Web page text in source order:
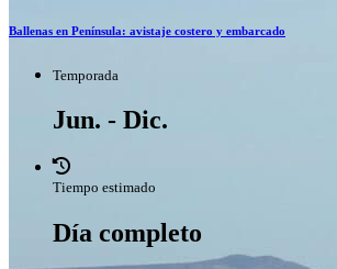
Ballenas en Península: avistaje costero y embarcado
Temporada
Jun. - Dic.
Tiempo estimado
Día completo